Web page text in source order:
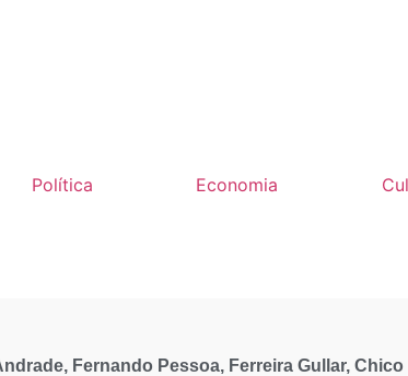
Política Economia
Fernando Pessoa, Ferreira Gullar,